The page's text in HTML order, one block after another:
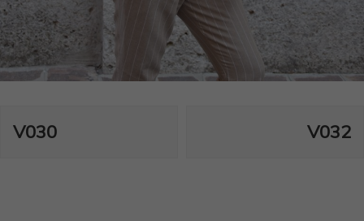
deV030 V032